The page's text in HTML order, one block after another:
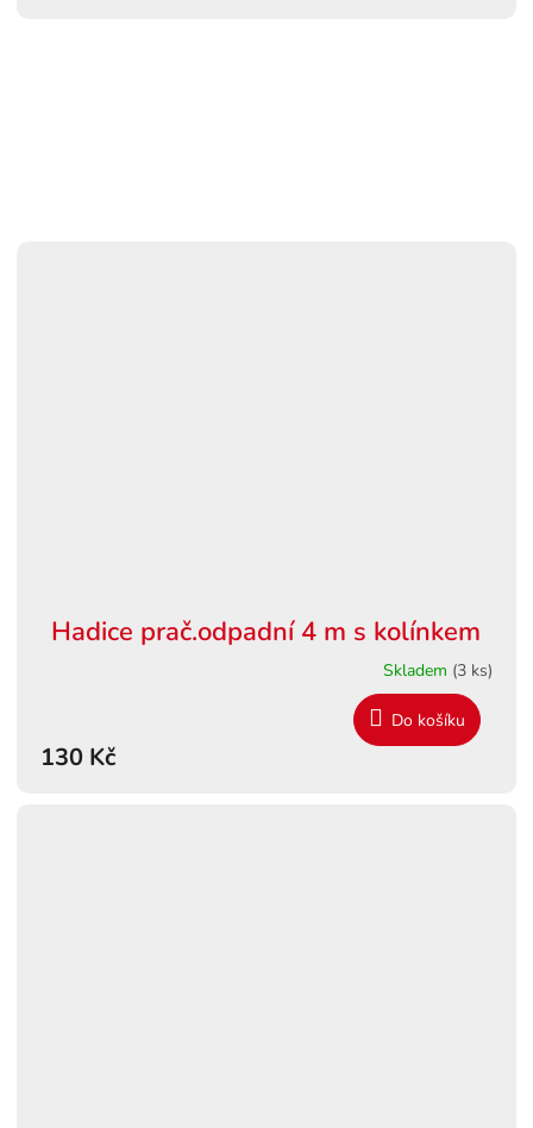
Hadice prač.odpadní 4 m s kolínkem
Skladem (3 ks)
130 Kč
Do košíku